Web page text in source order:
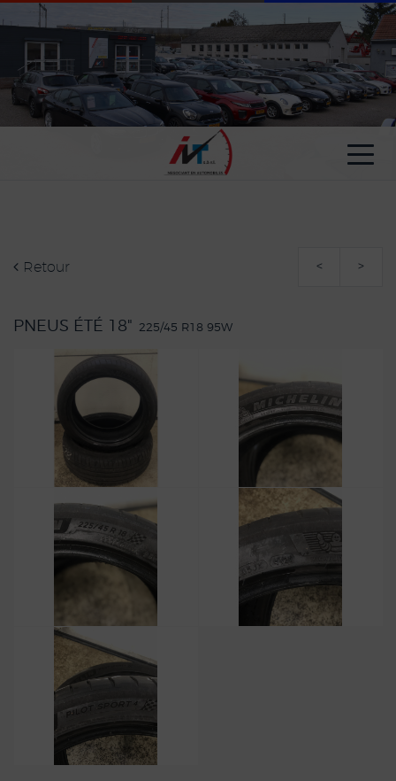
Retour < >
PNEUS ÉTÉ 18" 225/45 R18 95W
Paramètres avancés des cookies